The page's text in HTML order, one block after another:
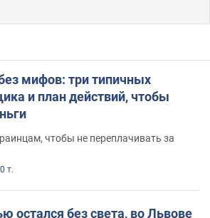
мифов: три типичных
и план действий, чтобы
чтобы не переплачивать за
т.
остался без света, во Львове